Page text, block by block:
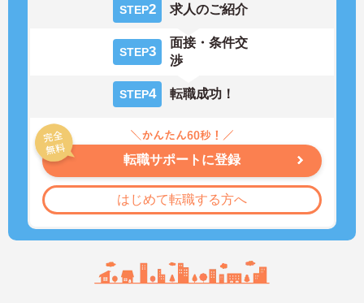
STEP2 求人のご紹介
STEP3
面接・条件交
渉
STEP4 転職成功！
転職サポートに登録
はじめて転職する方へ